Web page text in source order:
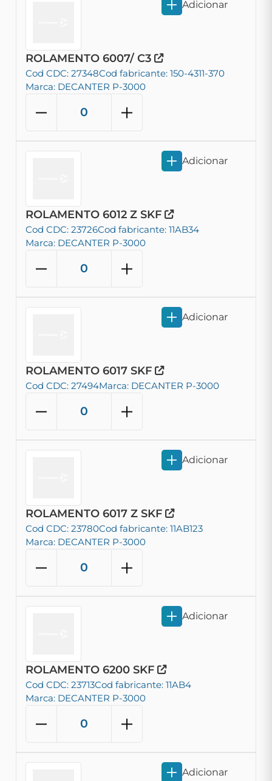
ROLAMENTO 6007/ C3
Cod CDC: 27348Cod fabricante: 150-4311-370
Marca: DECANTER P-3000
Adicionar
ROLAMENTO 6012 Z SKF
Cod CDC: 23726Cod fabricante: 11AB34
Marca: DECANTER P-3000
Adicionar
ROLAMENTO 6017 SKF
Cod CDC: 27494Marca: DECANTER P-3000
Adicionar
ROLAMENTO 6017 Z SKF
Cod CDC: 23780Cod fabricante: 11AB123
Marca: DECANTER P-3000
Adicionar
ROLAMENTO 6200 SKF
Cod CDC: 23713Cod fabricante: 11AB4
Marca: DECANTER P-3000
Adicionar
Adicionar